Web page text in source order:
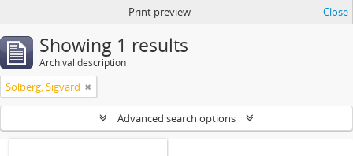
Print preview Close
Showing 1 results
Archival description
Solberg, Sigvard
Advanced search options